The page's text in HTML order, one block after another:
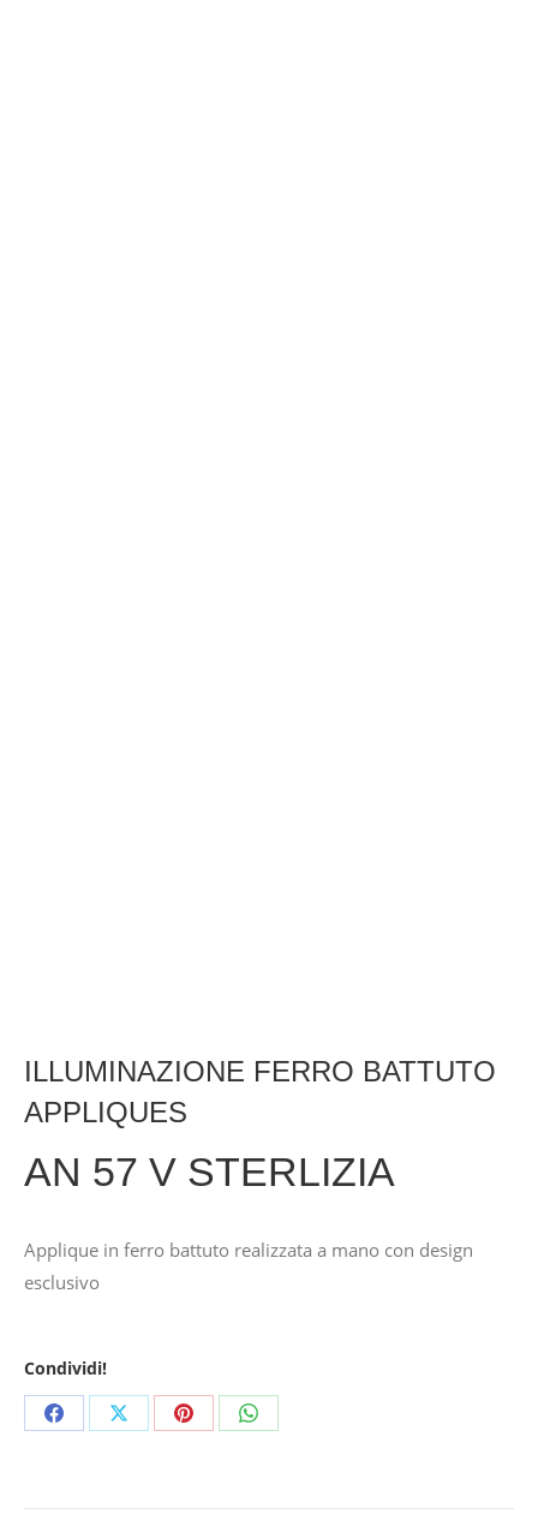
ILLUMINAZIONE FERRO BATTUTO
APPLIQUES
AN 57 V STERLIZIA
Applique in ferro battuto realizzata a mano con design
esclusivo
Condividi!
Share Share Share Share